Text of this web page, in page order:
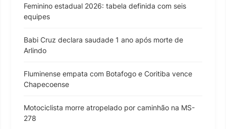
Feminino estadual 2026: tabela definida com seis
equipes
Babi Cruz declara saudade 1 ano após morte de
Arlindo
Fluminense empata com Botafogo e Coritiba vence
Chapecoense
Motociclista morre atropelado por caminhão na MS-
278